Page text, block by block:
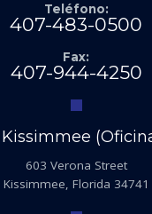
Teléfono:
407-483-0500
Fax:
407-944-4250
603 Verona Street
Kissimmee, Florida 34741